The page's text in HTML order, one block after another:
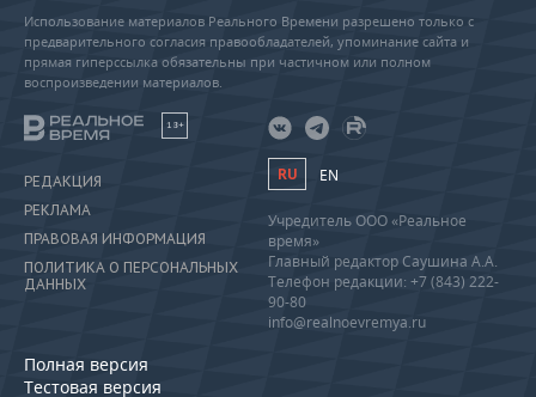
Использование материалов Реального Времени разрешено только с
предварительного согласия правообладателей, упоминание сайта и
прямая гиперссылка обязательны при частичном или полном
воспроизведении материалов.
18+
РЕДАКЦИЯ
РЕКЛАМА
ПРАВОВАЯ ИНФОРМАЦИЯ
ПОЛИТИКА О ПЕРСОНАЛЬНЫХ
ДАННЫХ
Полная версия
Тестовая версия
RU EN
Учредитель ООО «Реальное
время»
Главный редактор Саушина А.А.
Телефон редакции: +7 (843) 222-
90-80
info@realnoevremya.ru